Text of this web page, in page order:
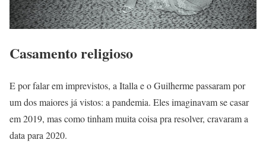
Casamento religioso
E por falar em imprevistos, a Italla e o Guilherme passaram por
um dos maiores já vistos: a pandemia. Eles imaginavam se casar
em 2019, mas como tinham muita coisa pra resolver, cravaram a
data para 2020.